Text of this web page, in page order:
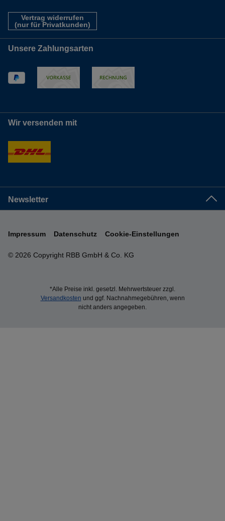
Vertrag widerrufen
(nur für Privatkunden)
Unsere Zahlungsarten
Wir versenden mit
Newsletter
© 2026 Copyright RBB GmbH & Co. KG
Impressum Datenschutz Cookie-Einstellungen
*Alle Preise inkl. gesetzl. Mehrwertsteuer zzgl.
Versandkosten und ggf. Nachnahmegebühren, wenn
nicht anders angegeben.